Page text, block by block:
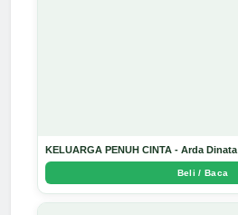
KELUARGA PENUH CINTA - Arda Dinata
Beli / Baca